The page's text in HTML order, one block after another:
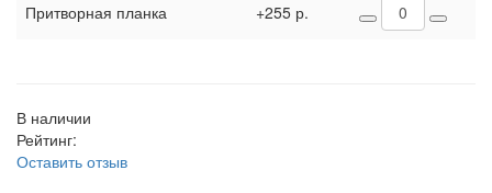
Притворная планка +255 р.
В наличии
Рейтинг:
Оставить отзыв